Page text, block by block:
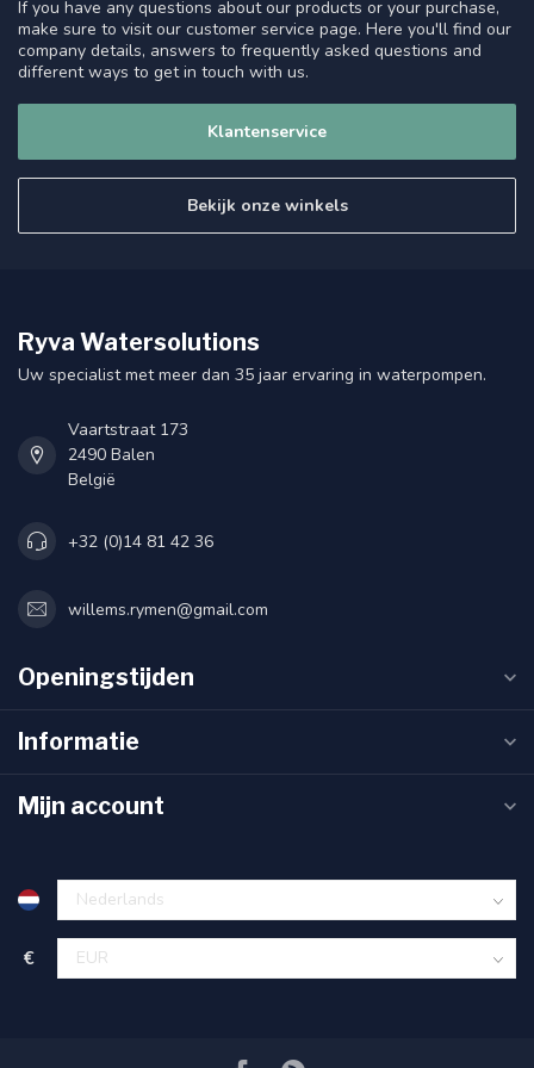
If you have any questions about our products or your purchase,
make sure to visit our customer service page. Here you'll find our
company details, answers to frequently asked questions and
different ways to get in touch with us.
Klantenservice
Bekijk onze winkels
Ryva Watersolutions
Uw specialist met meer dan 35 jaar ervaring in waterpompen.
Vaartstraat 173
2490 Balen
België
+32 (0)14 81 42 36
willems.rymen@gmail.com
Openingstijden
Informatie
Mijn account
€